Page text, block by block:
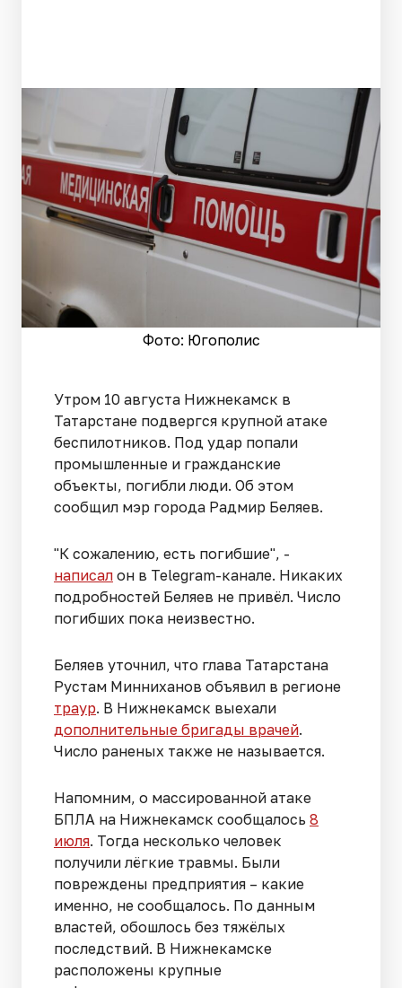
Фото: Югополис
Утром 10 августа Нижнекамск в
Татарстане подвергся крупной атаке
беспилотников. Под удар попали
промышленные и гражданские
объекты, погибли люди. Об этом
сообщил мэр города Радмир Беляев.
"К сожалению, есть погибшие", -
написал он в Telegram-канале. Никаких
подробностей Беляев не привёл. Число
погибших пока неизвестно.
Беляев уточнил, что глава Татарстана
Рустам Минниханов объявил в регионе
траур. В Нижнекамск выехали
дополнительные бригады врачей.
Число раненых также не называется.
Напомним, о массированной атаке
БПЛА на Нижнекамск сообщалось 8
июля. Тогда несколько человек
получили лёгкие травмы. Были
повреждены предприятия – какие
именно, не сообщалось. По данным
властей, обошлось без тяжёлых
последствий. В Нижнекамске
расположены крупные